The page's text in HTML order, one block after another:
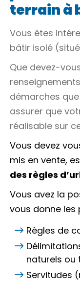
terrain à
Vous êtes
bâtir isolé
Que devez-
démarches
assurer que
réalisable sur
Vous devez
mis en vente,
des règles
Vous avez la
vous donne les
Règles de
naturels ou
Servitudes